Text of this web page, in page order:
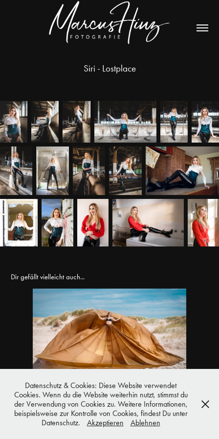
Siri - Lostplace
Dir gefällt vielleicht auch...
Fallschirm-Shooting
2018
© 2020-2021 Marcus Hinz
Datenschutz & Cookies: Diese Website verwendet
Cookies. Wenn du die Website weiterhin nutzt, stimmst du
der Verwendung von Cookies zu. Weitere Informationen,
beispielsweise zur Kontrolle von Cookies, findest Du unter
Datenschutz.
Akzeptieren Ablehnen